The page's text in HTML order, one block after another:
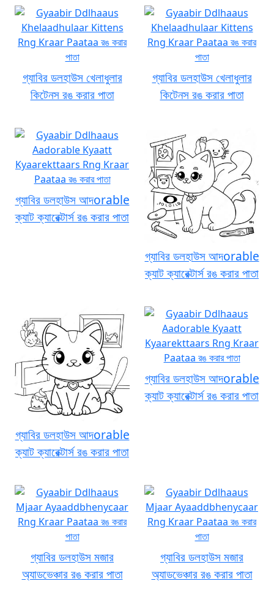
গ্যাবির ডলহাউস খেলাধুলার
কিটেনস রঙ করার পাতা
গ্যাবির ডলহাউস খেলাধুলার
কিটেনস রঙ করার পাতা
গ্যাবির ডলহাউস আদorable
ক্যাট ক্যারেক্টার্স রঙ করার পাতা
গ্যাবির ডলহাউস আদorable
ক্যাট ক্যারেক্টার্স রঙ করার পাতা
গ্যাবির ডলহাউস আদorable
ক্যাট ক্যারেক্টার্স রঙ করার পাতা
গ্যাবির ডলহাউস আদorable
ক্যাট ক্যারেক্টার্স রঙ করার পাতা
গ্যাবির ডলহাউস মজার
অ্যাডভেঞ্চার রঙ করার পাতা
গ্যাবির ডলহাউস মজার
অ্যাডভেঞ্চার রঙ করার পাতা